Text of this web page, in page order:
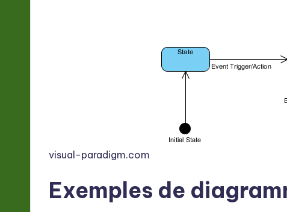
visual-paradigm.com
Exemples de